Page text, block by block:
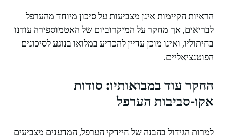
הראיות הקיימות אינן מצביעות על סיכון מיוחד מהערפל
לבריאים, אך מחקר על המיקרוביום של האטמוספירה עודנו
בחיתוליו, ואינו מוכן עדיין להכריע במלואו בנוגע לסיכונים
הפוטנציאליים.
החקר עוד במבואותיו: סודות
אקו-סביבות הערפל
למרות הגידול בהבנה של חיידקי הערפל, המדענים מצביעים